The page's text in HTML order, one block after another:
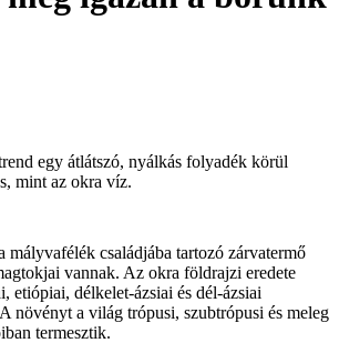
egy átlátszó, nyálkás folyadék körül
mint az okra víz.
mályvafélék családjába tartozó zárvatermő
vannak. Az okra földrajzi eredete
etiópiai, délkelet-ázsiai és dél-ázsiai
növényt a világ trópusi, szubtrópusi és meleg
termesztik.